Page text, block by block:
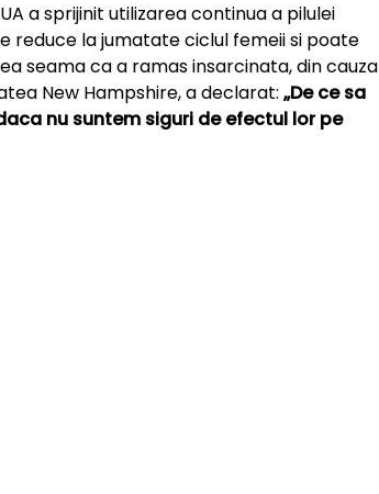
a sprijinit utilizarea continua a pilulei
reduce la jumatate ciclul femeii si poate
seama ca a ramas insarcinata, din cauza
New Hampshire, a declarat: „De ce sa
nu suntem siguri de efectul lor pe